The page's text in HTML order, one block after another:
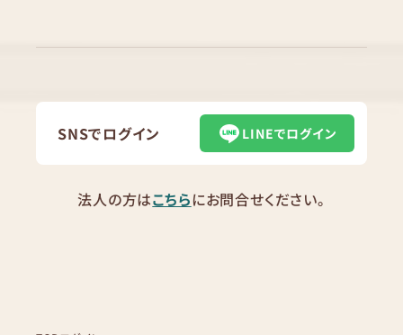
SNSでログイン LINEでログイン
法人の方はこちらにお問合せください。